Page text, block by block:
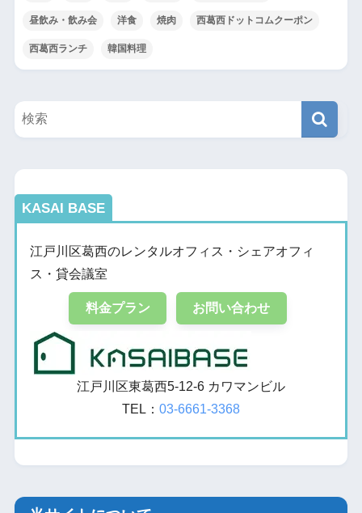
昼飲み・飲み会 洋食 焼肉 西葛西ドットコムクーポン
西葛西ランチ 韓国料理
KASAI BASE
江戸川区葛西のレンタルオフィス・シェアオフィ
ス・貸会議室
料金プラン お問い合わせ
江戸川区東葛西5-12-6 カワマンビル
TEL： 03-6661-3368